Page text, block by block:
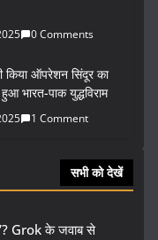
0 Comments
किया ऑपरेशन सिंदूर का
भारत-पाक युद्धविराम
1 Comment
सभी को देखें
Grok के जवाब से